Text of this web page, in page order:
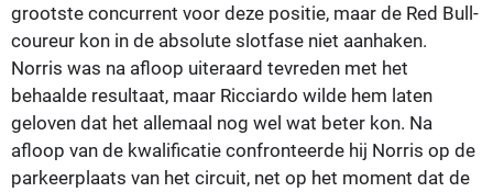
grootste concurrent voor deze positie, maar de Red Bull-
coureur kon in de absolute slotfase niet aanhaken.
Norris was na afloop uiteraard tevreden met het
behaalde resultaat, maar Ricciardo wilde hem laten
geloven dat het allemaal nog wel wat beter kon. Na
afloop van de kwalificatie confronteerde hij Norris op de
parkeerplaats van het circuit, net op het moment dat de